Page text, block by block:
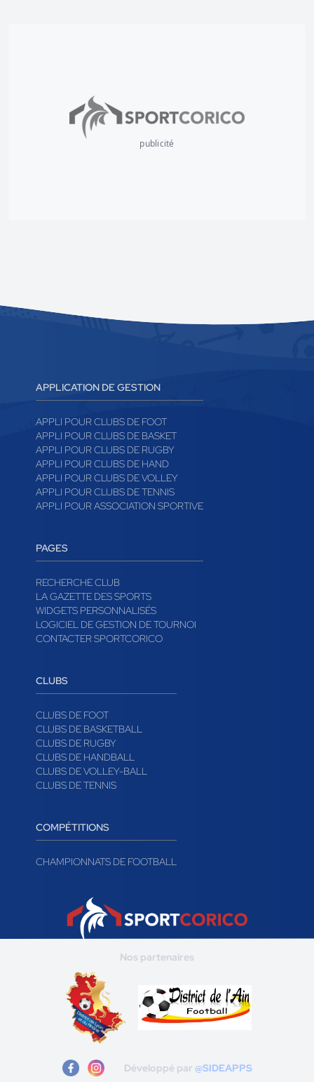
publicité
APPLICATION DE GESTION
APPLI POUR CLUBS DE FOOT
APPLI POUR CLUBS DE BASKET
APPLI POUR CLUBS DE RUGBY
APPLI POUR CLUBS DE HAND
APPLI POUR CLUBS DE VOLLEY
APPLI POUR CLUBS DE TENNIS
APPLI POUR ASSOCIATION SPORTIVE
PAGES
RECHERCHE CLUB
LA GAZETTE DES SPORTS
WIDGETS PERSONNALISÉS
LOGICIEL DE GESTION DE TOURNOI
CONTACTER SPORTCORICO
CLUBS
CLUBS DE FOOT
CLUBS DE BASKETBALL
CLUBS DE RUGBY
CLUBS DE HANDBALL
CLUBS DE VOLLEY-BALL
CLUBS DE TENNIS
COMPÉTITIONS
CHAMPIONNATS DE FOOTBALL
Nos partenaires
Développé par @SIDEAPPS